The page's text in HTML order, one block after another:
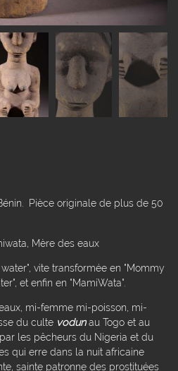
Pièce originale de plus de 50
Mère des eaux
vite transformée en "Mommy
et enfin en "MamiWata".
mi-femme mi-poisson, mi-
du culte vodun au Togo et au
les pêcheurs du Nigeria et du
qui erre dans la nuit africaine
sainte patronne des prostituées